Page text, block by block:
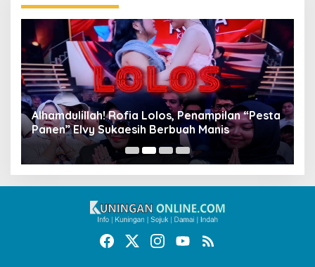
Alhamdulillah! Rofia Lolos, Penampilan “Pesta
Panen” Elvy Sukaesih Berbuah Manis